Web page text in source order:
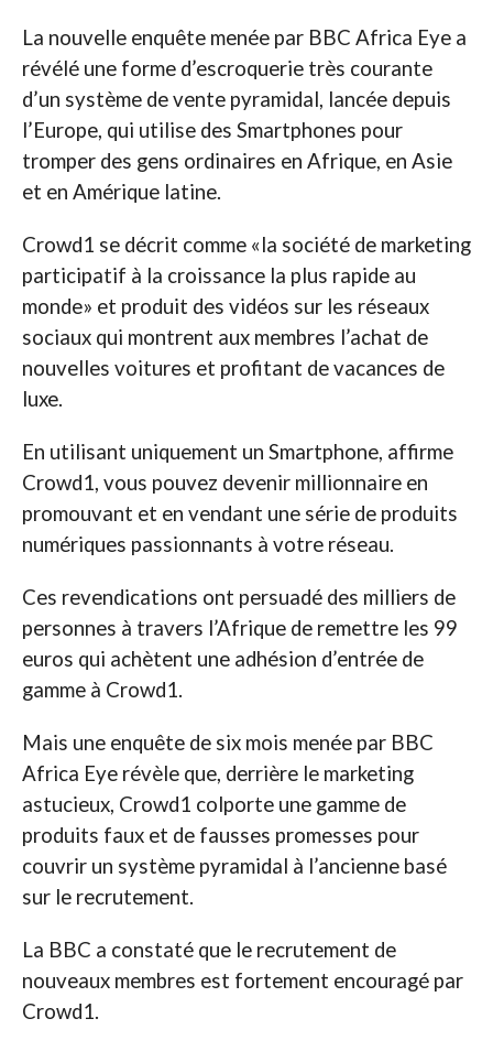
La nouvelle enquête menée par BBC Africa Eye a
révélé une forme d’escroquerie très courante
d’un système de vente pyramidal, lancée depuis
l’Europe, qui utilise des Smartphones pour
tromper des gens ordinaires en Afrique, en Asie
et en Amérique latine.
Crowd1 se décrit comme «la société de marketing
participatif à la croissance la plus rapide au
monde» et produit des vidéos sur les réseaux
sociaux qui montrent aux membres l’achat de
nouvelles voitures et profitant de vacances de
luxe.
En utilisant uniquement un Smartphone, affirme
Crowd1, vous pouvez devenir millionnaire en
promouvant et en vendant une série de produits
numériques passionnants à votre réseau.
Ces revendications ont persuadé des milliers de
personnes à travers l’Afrique de remettre les 99
euros qui achètent une adhésion d’entrée de
gamme à Crowd1.
Mais une enquête de six mois menée par BBC
Africa Eye révèle que, derrière le marketing
astucieux, Crowd1 colporte une gamme de
produits faux et de fausses promesses pour
couvrir un système pyramidal à l’ancienne basé
sur le recrutement.
La BBC a constaté que le recrutement de
nouveaux membres est fortement encouragé par
Crowd1.